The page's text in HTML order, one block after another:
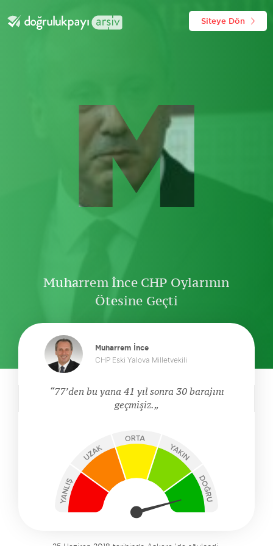
Siteye Dön
M
Muharrem İnce CHP Oylarının
Ötesine Geçti
Muharrem İnce
CHP Eski Yalova Milletvekili
77’den bu yana 41 yıl sonra 30 barajını
geçmişiz.